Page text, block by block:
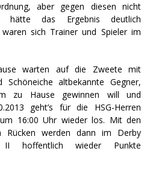
aber gegen diesen nicht
hätte das Ergebnis deutlich
sich Trainer und Spieler im
warten auf die Zweete mit
Schöneiche altbekannte Gegner,
zu Hause gewinnen will und
geht’s für die HSG-Herren
16:00 Uhr wieder los. Mit den
Rücken werden dann im Derby
hoffentlich wieder Punkte